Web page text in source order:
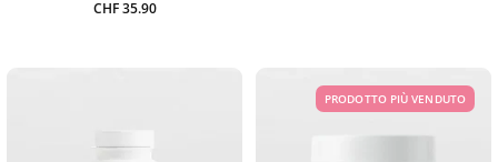
CHF35.90
PRODOTTO PIÙ VENDUTO